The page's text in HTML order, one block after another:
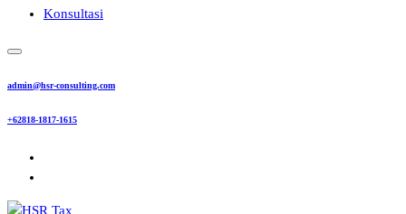
Konsultasi
admin@hsr-consulting.com
+62818-1817-1615